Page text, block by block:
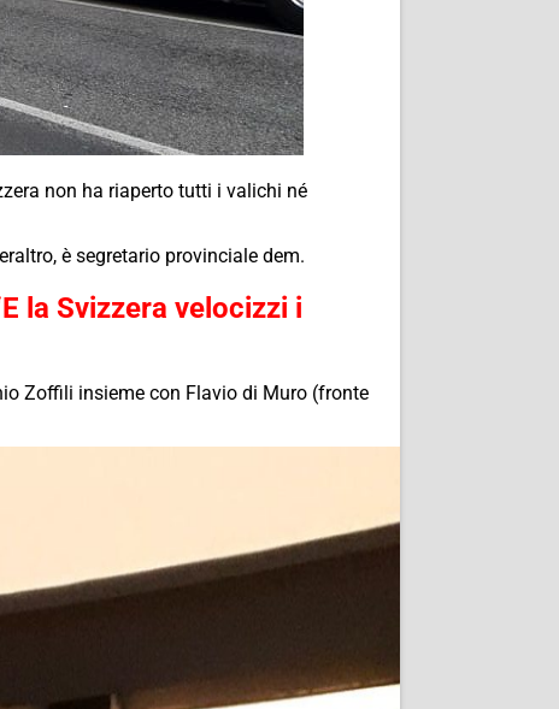
non ha riaperto tutti i valichi né
è segretario provinciale dem.
la Svizzera velocizzi i
Zoffili insieme con Flavio di Muro (fronte